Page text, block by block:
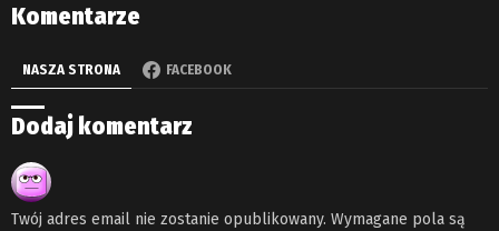
Komentarze
NASZA STRONA FACEBOOK
Dodaj komentarz
Twój adres email nie zostanie opublikowany. Wymagane pola są